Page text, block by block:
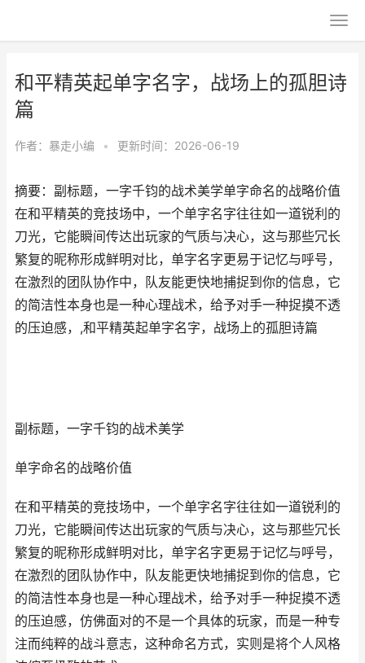
和平精英起单字名字，战场上的孤胆诗
篇
作者： 暴走小编 • 更新时间：2026-06-19
摘要：副标题，一字千钧的战术美学单字命名的战略价值
在和平精英的竞技场中，一个单字名字往往如一道锐利的
刀光，它能瞬间传达出玩家的气质与决心，这与那些冗长
繁复的昵称形成鲜明对比，单字名字更易于记忆与呼号，
在激烈的团队协作中，队友能更快地捕捉到你的信息，它
的简洁性本身也是一种心理战术，给予对手一种捉摸不透
的压迫感，,和平精英起单字名字，战场上的孤胆诗篇
副标题，一字千钧的战术美学
单字命名的战略价值
在和平精英的竞技场中，一个单字名字往往如一道锐利的
刀光，它能瞬间传达出玩家的气质与决心，这与那些冗长
繁复的昵称形成鲜明对比，单字名字更易于记忆与呼号，
在激烈的团队协作中，队友能更快地捕捉到你的信息，它
的简洁性本身也是一种心理战术，给予对手一种捉摸不透
的压迫感，仿佛面对的不是一个具体的玩家，而是一种专
注而纯粹的战斗意志，这种命名方式，实则是将个人风格